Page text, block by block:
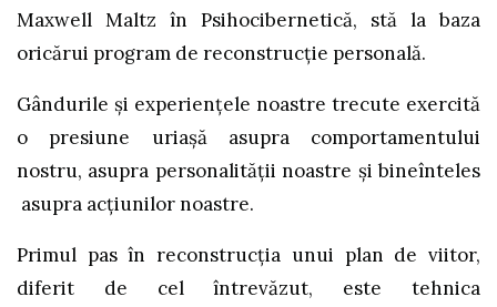
Maxwell Maltz în Psihocibernetică, stă la baza
oricărui program de reconstrucţie personală.
Gândurile şi experienţele noastre trecute exercită
o presiune uriaşă asupra comportamentului
nostru, asupra personalităţii noastre şi bineînteles
asupra acţiunilor noastre.
Primul pas în reconstrucţia unui plan de viitor,
diferit de cel întrevăzut, este tehnica